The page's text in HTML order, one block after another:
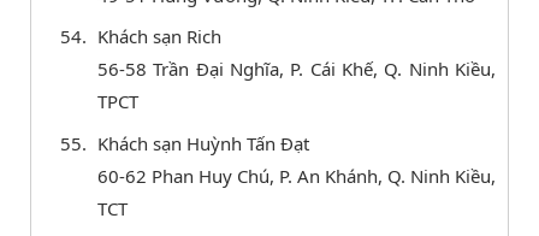
Khách sạn Rich
56-58 Trần Đại Nghĩa, P. Cái Khế, Q. Ninh Kiều,
TPCT
Khách sạn Huỳnh Tấn Đạt
60-62 Phan Huy Chú, P. An Khánh, Q. Ninh Kiều,
TCT